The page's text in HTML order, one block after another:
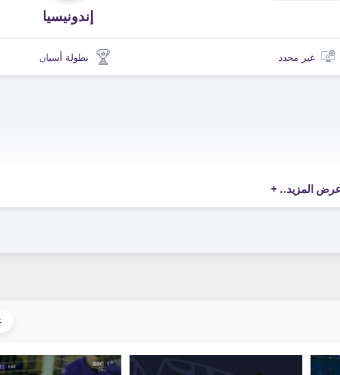
إندونيسيا
غير محدد بطولة أسيان
المزيد.. +